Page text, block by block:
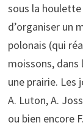
sous la houlette
d’organiser un
polonais (qui
moissons, dans
une prairie. Les
A. Luton, A.
ou bien encore